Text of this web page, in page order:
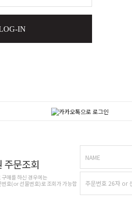
IN
주문조회
구매를 하신 경우에는
번호(or 선물번호)로 조회가 가능합
NAME